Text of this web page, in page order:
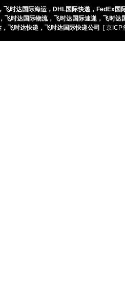
， 飞时达国际海运 ， DHL国际快递 ， FedEx国
， 飞时达国际物流， 飞时达国际速递 ， 飞时达
， 飞时达快递， 飞时达国际快递公司 [ 京ICP